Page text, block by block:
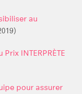
au
INTERPRÈTE
pour assurer